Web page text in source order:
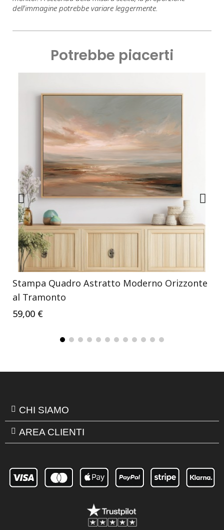
dell'immagine potrebbe variare leggermente.
Potrebbe piacerti
Stampa Quadro Astratto Moderno Orizzonte
al Tramonto
59,00 €
CHI SIAMO
AREA CLIENTI